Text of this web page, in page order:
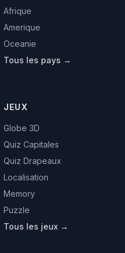
Afrique
Amerique
Oceanie
Tous les pays →
JEUX
Globe 3D
Quiz Capitales
Quiz Drapeaux
Localisation
Memory
Puzzle
Tous les jeux →